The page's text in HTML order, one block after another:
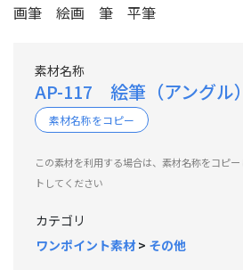
画筆 絵画 筆 平筆
素材名称
AP-117 絵筆（アングル）
素材名称をコピー
この素材を利用する場合は、素材名称をコピ
トしてください
カテゴリ
ワンポイント素材> その他